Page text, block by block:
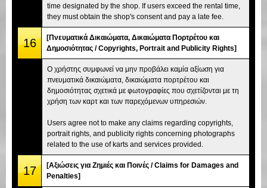
time designated by the shop. If users exceed the rental time,
they must obtain the shop's consent and pay a late fee.
16
[Πνευματικά Δικαιώματα, Δικαιώματα Πορτρέτου και
Δημοσιότητας / Copyrights, Portrait and Publicity Rights]
Ο χρήστης συμφωνεί να μην προβάλει καμία αξίωση για
πνευματικά δικαιώματα, δικαιώματα πορτρέτου και
δημοσιότητας σχετικά με φωτογραφίες που σχετίζονται με τη
χρήση των καρτ και των παρεχόμενων υπηρεσιών.
Users agree not to make any claims regarding copyrights,
portrait rights, and publicity rights concerning photographs
related to the use of karts and services provided.
17
[Αξιώσεις για Ζημιές και Ποινές / Claims for Damages and
Penalties]